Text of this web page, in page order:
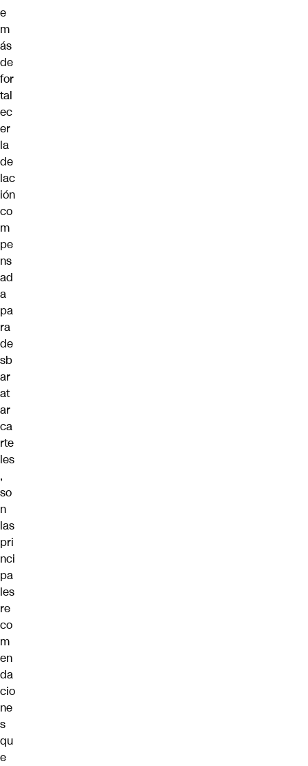
e
m
ás
de
for
tal
ec
er
la
de
lac
ión
co
m
pe
ns
ad
a
pa
ra
de
sb
ar
at
ar
ca
rte
les
,
so
n
las
pri
nci
pa
les
re
co
m
en
da
cio
ne
s
qu
e